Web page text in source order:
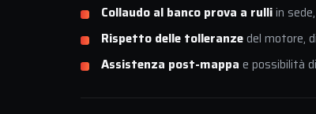
Collaudo al banco prova a rulliin
Rispetto delle tolleranzedel motore,
Assistenza post-mappa e possibilità